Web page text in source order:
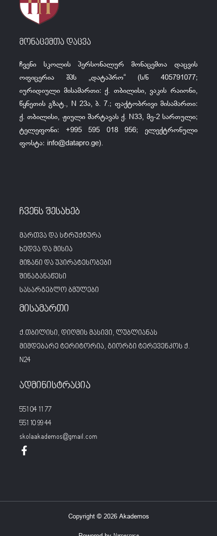
მონაცემთა დაცვა
ჩვენი სკოლის პერსონალურ მონაცემთა დაცვის
ოფიცერია შპს „დატაპრო“ (ს/ნ 405791077;
იურიდიული მისამართი: ქ. თბილისი, ვაკის რაიონი,
წყნეთის გზატ., N 23ა, ბ. 7.; ფაქტობრივი მისამართი:
ქ. თბილისი, ჟიული შარტავას ქ. N33, მე-2 სართული;
ტელეფონი: +995 595 018 956; ელექტრონული
ფოსტა: info@datapro.ge).
ჩვენს შესახებ
მართვა და სტრუქტურა
ხედვა და მისია
მიზანი და უპირატესობები
შინაგანაწესი
სასარგებლო ბმულები
მისამართი
ქ.თბილისი, დიღმის მასივი, ლუბლიანას
მიმდებარე ტერიტორია, გიორგი ტერევენკოს ქ.
N24
ადმინისტრაცია
551 04 11 77
551 10 99 44
skolaakademos@gmail.com
Copyright © 2026 Akademos